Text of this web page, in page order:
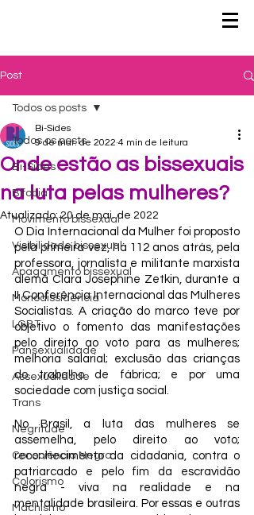
Post
Todos os posts
Bi-Sides
Bifobia
Movimento bissexual
Visibilidade bissexual
Apagamento bissexual
Monodissidência
LGBT
Pansexualidade
Assexualidade
Trans
Negritude
Consciência Negra
Colorismo
Machismo
Todos os posts
Onde estão as bissexuais
na luta pelas mulheres?
Bi-Sides
9 de mar. de 2022 4 min de leitura
Atualizado:20 de mai. de 2022
O Dia Internacional da Mulher foi proposto
pela primeira vez, há 112 anos atrás, pela
professora, jornalista e militante marxista
alemã Clara Josephine Zetkin, durante a
II Conferência Internacional das Mulheres
Socialistas. A criação do marco teve por
objetivo o fomento das manifestações
pelo direito ao voto para as mulheres;
melhoria salarial; exclusão das crianças
do trabalho de fábrica; e por uma
sociedade com justiça social.
No Brasil, a luta das mulheres se
assemelha, pelo direito ao voto;
reconhecimento da cidadania, contra o
patriarcado e pelo fim da escravidão
negra - viva na realidade e na
mentalidade brasileira. Por essas e outras